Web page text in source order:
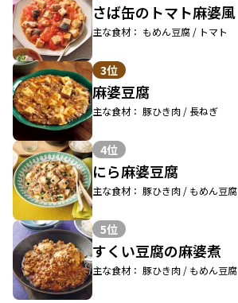
さば缶のトマト麻婆風
主な食材： もめん豆腐 / トマト
3位
麻婆豆腐
主な食材： 豚ひき肉 / 長ねぎ
4位
にら麻婆豆腐
主な食材： 豚ひき肉 / もめん豆腐
5位
すくい豆腐の麻婆煮
主な食材： 豚ひき肉 / もめん豆腐